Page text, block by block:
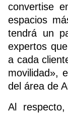
convertise
espacios
tendrá un
expertos
a cada
movilidad»,
del área de
Al